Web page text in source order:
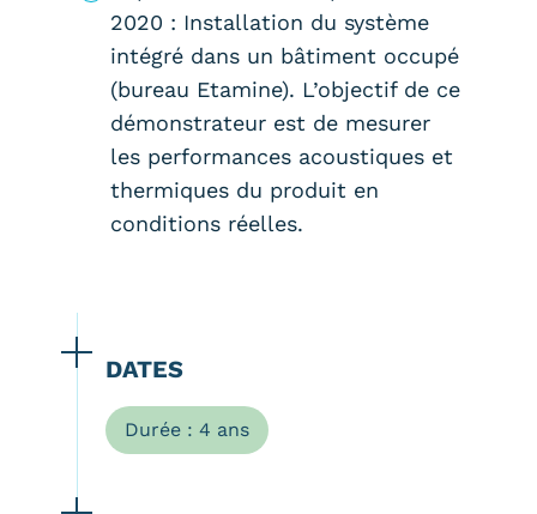
2020 : Installation du système
intégré dans un bâtiment occupé
(bureau Etamine). L’objectif de ce
démonstrateur est de mesurer
les performances acoustiques et
thermiques du produit en
conditions réelles.
DATES
Durée : 4 ans